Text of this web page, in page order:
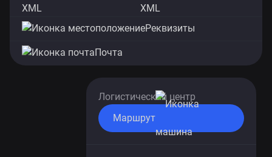
XML
Реквизиты
Почта
Логистический центр
Маршрут